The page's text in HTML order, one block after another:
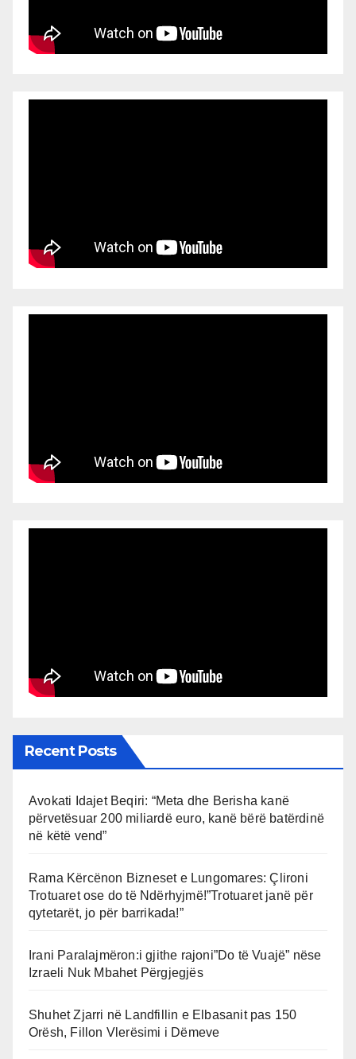
Recent Posts
Avokati Idajet Beqiri: “Meta dhe Berisha kanë
përvetësuar 200 miliardë euro, kanë bërë batërdinë
në këtë vend”
Rama Kërcënon Bizneset e Lungomares: Çlironi
Trotuaret ose do të Ndërhyjmë!”Trotuaret janë për
qytetarët, jo për barrikada!”
Irani Paralajmëron:i gjithe rajoni”Do të Vuajë” nëse
Izraeli Nuk Mbahet Përgjegjës
Shuhet Zjarri në Landfillin e Elbasanit pas 150
Orësh, Fillon Vlerësimi i Dëmeve